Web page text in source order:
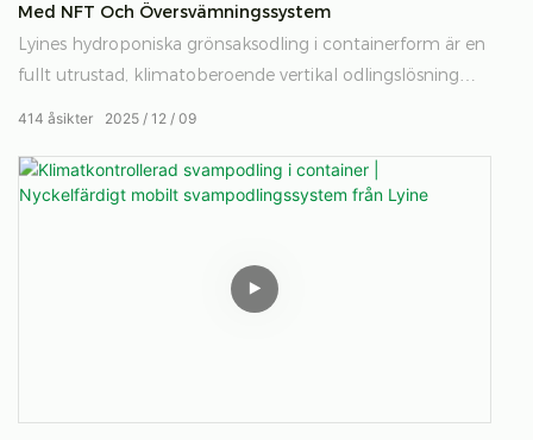
Med NFT Och Översvämningssystem
Lyines hydroponiska grönsaksodling i containerform är en
fullt utrustad, klimatoberoende vertikal odlingslösning
utformad för samhällen, universitet, restauranger och
kommersiella odlare och levererar kontinuerlig
var som helst i världen, året runt.
2025 12 09
414 åsikter